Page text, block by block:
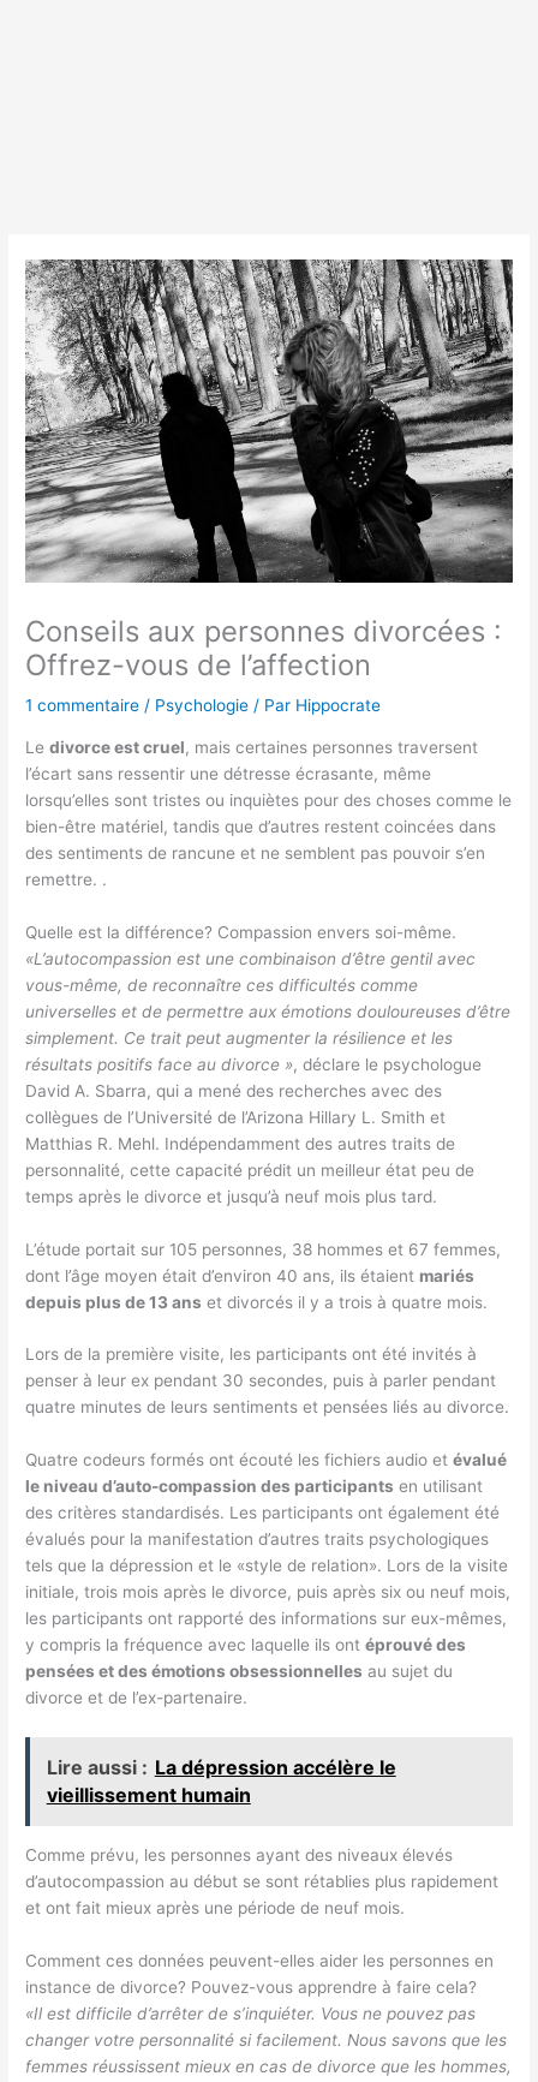
Conseils aux personnes divorcées :
Offrez-vous de l’affection
1 commentaire / Psychologie / Par Hippocrate
Ledivorce est cruel, mais certaines personnes traversent
l’écart sans ressentir une détresse écrasante, même
lorsqu’elles sont tristes ou inquiètes pour des choses comme le
bien-être matériel, tandis que d’autres restent coincées dans
des sentiments de rancune et ne semblent pas pouvoir s’en
remettre. .
Quelle est la différence? Compassion envers soi-même.
«L’autocompassion est une combinaison d’être gentil avec
vous-même, de reconnaître ces difficultés comme
universelles et de permettre aux émotions douloureuses d’être
simplement. Ce trait peut augmenter la résilience et les
résultats positifs face au divorce », déclare le psychologue
David A. Sbarra, qui a mené des recherches avec des
collègues de l’Université de l’Arizona Hillary L. Smith et
Matthias R. Mehl. Indépendamment des autres traits de
personnalité, cette capacité prédit un meilleur état peu de
temps après le divorce et jusqu’à neuf mois plus tard.
L’étude portait sur 105 personnes, 38 hommes et 67 femmes,
dont l’âge moyen était d’environ 40 ans, ils étaient mariés
depuis plus de 13 ans et divorcés il y a trois à quatre mois.
Lors de la première visite, les participants ont été invités à
penser à leur ex pendant 30 secondes, puis à parler pendant
quatre minutes de leurs sentiments et pensées liés au divorce.
Quatre codeurs formés ont écouté les fichiers audio etévalué
le niveau d’auto-compassion des participants en utilisant
des critères standardisés. Les participants ont également été
évalués pour la manifestation d’autres traits psychologiques
tels que la dépression et le «style de relation». Lors de la visite
initiale, trois mois après le divorce, puis après six ou neuf mois,
les participants ont rapporté des informations sur eux-mêmes,
y compris la fréquence avec laquelle ils ontéprouvé des
pensées et des émotions obsessionnelles au sujet du
divorce et de l’ex-partenaire.
Lire aussi : La dépression accélère le
vieillissement humain
Comme prévu, les personnes ayant des niveaux élevés
d’autocompassion au début se sont rétablies plus rapidement
et ont fait mieux après une période de neuf mois.
Comment ces données peuvent-elles aider les personnes en
instance de divorce? Pouvez-vous apprendre à faire cela?
«Il est difficile d’arrêter de s’inquiéter. Vous ne pouvez pas
changer votre personnalité si facilement. Nous savons que les
femmes réussissent mieux en cas de divorce que les hommes,